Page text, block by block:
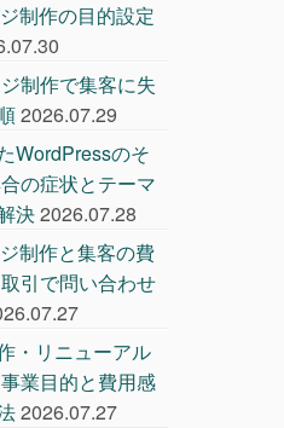
制作の目的設定
制作で集客に失
2026.07.29
WordPressのそ
の症状とテーマ
決2026.07.28
制作と集客の費
引で問い合わせ
・リニューアル
業目的と費用感
2026.07.27